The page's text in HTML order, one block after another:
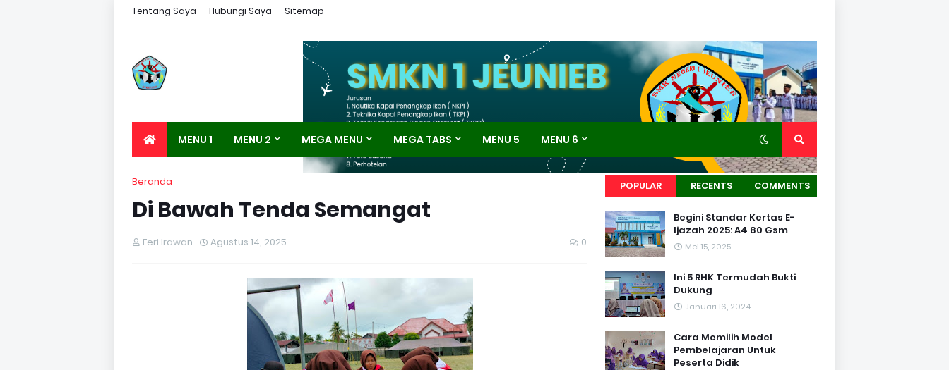
Tentang Saya Hubungi Saya Sitemap
MENU 1 MENU 2 MEGA MENU MEGA TABS MENU 5 MENU 6
Beranda
Di Bawah Tenda Semangat
Feri Irawan Agustus 14, 2025 0
POPULAR RECENTS COMMENTS
Begini Standar Kertas E-
Ijazah 2025: A4 80 Gsm
Mei 15, 2025
Ini 5 RHK Termudah Bukti
Dukung
Januari 16, 2024
Cara Memilih Model
Pembelajaran Untuk
Peserta Didik